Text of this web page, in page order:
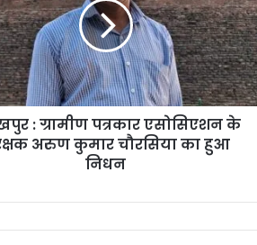
: ग्रामीण पत्रकार एसोसिएशन के
अरुण कुमार चौरसिया का हुआ
निधन